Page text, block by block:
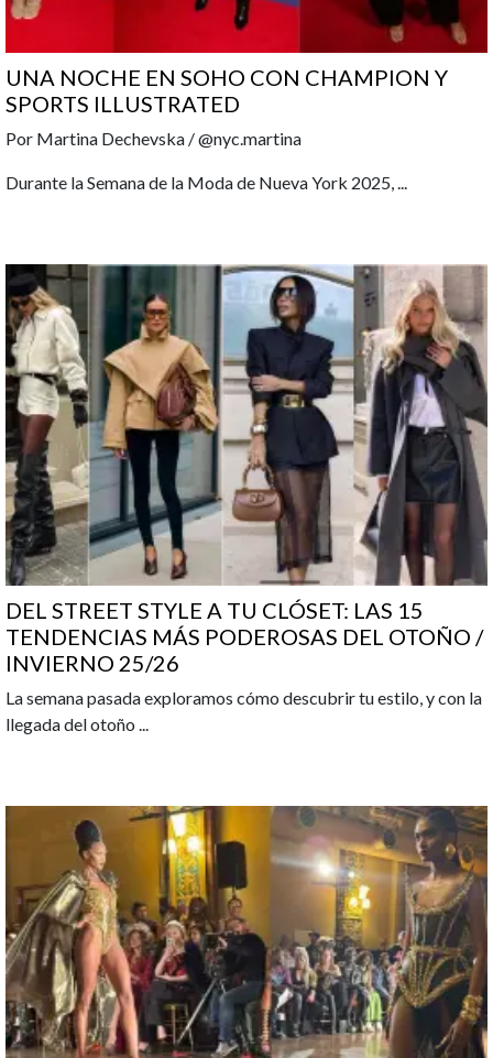
UNA NOCHE EN SOHO CON CHAMPION Y
SPORTS ILLUSTRATED
Por Martina Dechevska / @nyc.martina
Durante la Semana de la Moda de Nueva York 2025,
DEL STREET STYLE A TU CLÓSET: LAS 15
TENDENCIAS MÁS PODEROSAS DEL OTOÑO /
INVIERNO 25/26
La semana pasada exploramos cómo descubrir tu estilo, y con la
llegada del otoño